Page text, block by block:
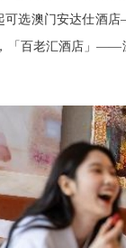
可选澳门安达仕酒
「百老汇酒店」——